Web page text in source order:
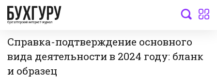
бухгалтерский интернет-журнал
Справка-подтверждение основного
вида деятельности в 2024 году: бланк
и образец